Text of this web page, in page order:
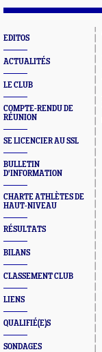
EDITOS
ACTUALITÉS
LE CLUB
COMPTE-RENDU DE
RÉUNION
SE LICENCIER AU SSL
BULLETIN
D'INFORMATION
CHARTE ATHLÈTES DE
HAUT-NIVEAU
RÉSULTATS
BILANS
CLASSEMENT CLUB
LIENS
QUALIFIÉ(E)S
SONDAGES